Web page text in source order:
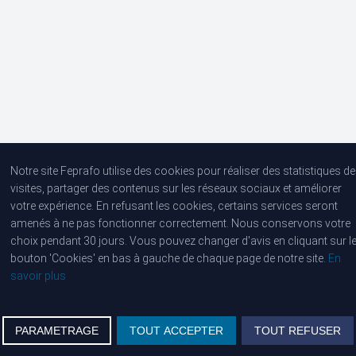
Notre site Feprafo utilise des cookies pour réaliser des statistiques de
visites, partager des contenus sur les réseaux sociaux et améliorer
votre expérience. En refusant les cookies, certains services seront
amenés à ne pas fonctionner correctement. Nous conservons votre
choix pendant 30 jours. Vous pouvez changer d'avis en cliquant sur
bouton 'Cookies' en bas à gauche de chaque page de notre site. En
savoir plus
PARAMETRAGE TOUT ACCEPTER TOUT REFUSER